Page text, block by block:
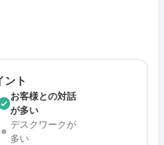
ント
お客様との対話
が多い
デスクワークが
多い